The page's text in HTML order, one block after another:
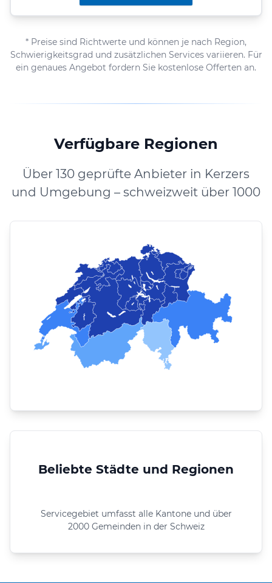
* Preise sind Richtwerte und können je nach Region,
Schwierigkeitsgrad und zusätzlichen Services variieren. Für
ein genaues Angebot fordern Sie kostenlose Offerten an.
Verfügbare Regionen
Über 130 geprüfte Anbieter in Kerzers
und Umgebung – schweizweit über 1000
Beliebte Städte und Regionen
Servicegebiet umfasst alle Kantone und über
2000 Gemeinden in der Schweiz